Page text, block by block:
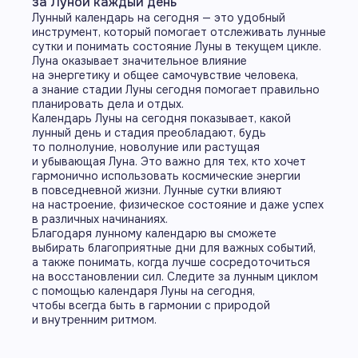
Свернуть
Лунный календарь на сегодня — это удобный
инструмент, который помогает отслеживать лунные
сутки и понимать состояние Луны в текущем цикле.
Луна оказывает значительное влияние
на энергетику и общее самочувствие человека,
а знание стадии Луны сегодня помогает правильно
планировать дела и отдых.
Календарь Луны на сегодня показывает, какой
лунный день и стадия преобладают, будь
то полнолуние, новолуние или растущая
и убывающая Луна. Это важно для тех, кто хочет
гармонично использовать космические энергии
в повседневной жизни. Лунные сутки влияют
на настроение, физическое состояние и даже успех
в различных начинаниях.
Благодаря лунному календарю вы сможете
выбирать благоприятные дни для важных событий,
а также понимать, когда лучше сосредоточиться
на восстановлении сил. Следите за лунным циклом
с помощью календаря Луны на сегодня,
чтобы всегда быть в гармонии с природой
и внутренним ритмом.